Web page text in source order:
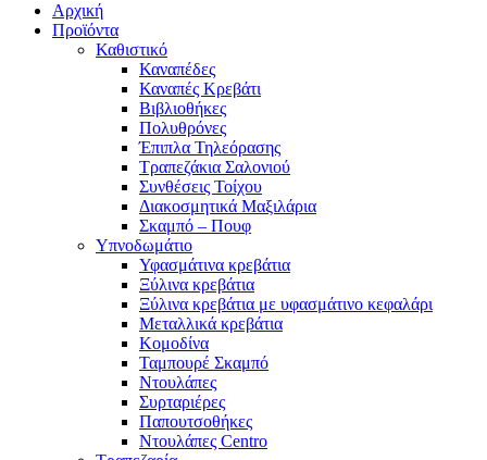
Αρχική
Προϊόντα
Καθιστικό
Καναπέδες
Καναπές Κρεβάτι
Βιβλιοθήκες
Πολυθρόνες
Έπιπλα Τηλεόρασης
Τραπεζάκια Σαλονιού
Συνθέσεις Τοίχου
Διακοσμητικά Μαξιλάρια
Σκαμπό – Πουφ
Υπνοδωμάτιο
Υφασμάτινα κρεβάτια
Ξύλινα κρεβάτια
Ξύλινα κρεβάτια με υφασμάτινο κεφαλάρι
Mεταλλικά κρεβάτια
Κομοδίνα
Ταμπουρέ Σκαμπό
Ντουλάπες
Συρταριέρες
Παπουτσοθήκες
Ντουλάπες Centro